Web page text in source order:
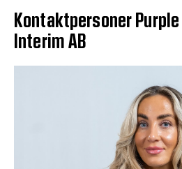
Kontaktpersoner
Interim AB